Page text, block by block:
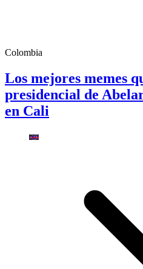
Colombia
Los mejores memes
presidencial de
en Cali